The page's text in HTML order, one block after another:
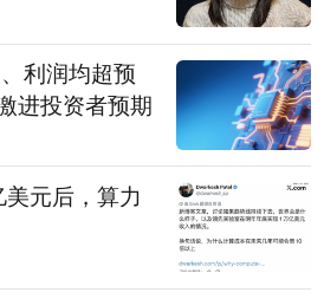
利润均超预
进投资者预期
元后，算力